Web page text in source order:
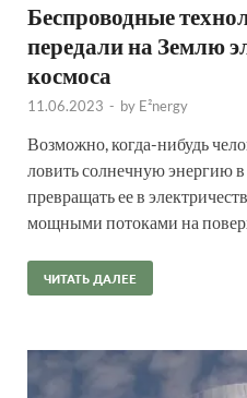
Беспроводные
передали на Землю
космоса
11.06.2023 - by E²nergy
Возможно, когда-нибудь
ловить солнечную энергию
превращать ее в
мощными потоками на
ЧИТАТЬ ДАЛЕЕ